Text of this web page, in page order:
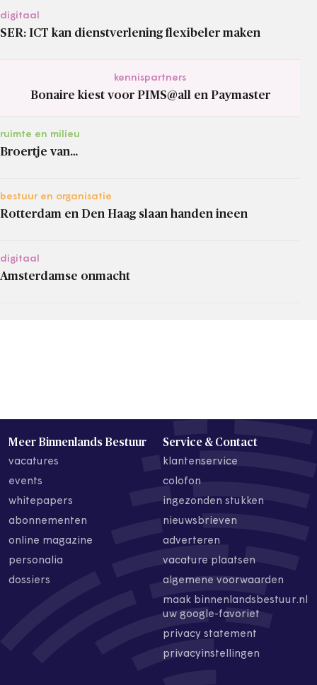
digitaal
SER: ICT kan dienstverlening flexibeler maken
kennispartners
Bonaire kiest voor PIMS@all en Paymaster
ruimte en milieu
Broertje van…
bestuur en organisatie
Rotterdam en Den Haag slaan handen ineen
digitaal
Amsterdamse onmacht
Meer Binnenlands Bestuur
vacatures
events
whitepapers
abonnementen
online magazine
personalia
dossiers
Service & Contact
klantenservice
colofon
ingezonden stukken
nieuwsbrieven
adverteren
vacature plaatsen
algemene voorwaarden
maak binnenlandsbestuur.nl
uw google-favoriet
privacy statement
privacyinstellingen